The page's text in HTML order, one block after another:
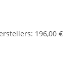
: 196,00 €